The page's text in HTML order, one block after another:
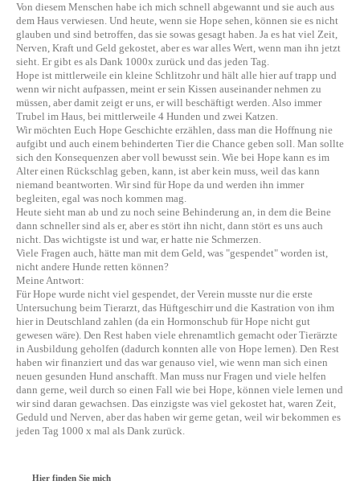
Von diesem Menschen habe ich mich schnell abgewannt und sie auch aus
dem Haus verwiesen. Und heute, wenn sie Hope sehen, können sie es nicht
glauben und sind betroffen, das sie sowas gesagt haben. Ja es hat viel Zeit,
Nerven, Kraft und Geld gekostet, aber es war alles Wert, wenn man ihn jetzt
sieht. Er gibt es als Dank 1000x zurück und das jeden Tag.
Hope ist mittlerweile ein kleine Schlitzohr und hält alle hier auf trapp und
wenn wir nicht aufpassen, meint er sein Kissen auseinander nehmen zu
müssen, aber damit zeigt er uns, er will beschäftigt werden. Also immer
Trubel im Haus, bei mittlerweile 4 Hunden und zwei Katzen.
Wir möchten Euch Hope Geschichte erzählen, dass man die Hoffnung nie
aufgibt und auch einem behinderten Tier die Chance geben soll. Man sollte
sich den Konsequenzen aber voll bewusst sein. Wie bei Hope kann es im
Alter einen Rückschlag geben, kann, ist aber kein muss, weil das kann
niemand beantworten. Wir sind für Hope da und werden ihn immer
begleiten, egal was noch kommen mag.
Heute sieht man ab und zu noch seine Behinderung an, in dem die Beine
dann schneller sind als er, aber es stört ihn nicht, dann stört es uns auch
nicht. Das wichtigste ist und war, er hatte nie Schmerzen.
Viele Fragen auch, hätte man mit dem Geld, was "gespendet" worden ist,
nicht andere Hunde retten können?
Meine Antwort:
Für Hope wurde nicht viel gespendet, der Verein musste nur die erste
Untersuchung beim Tierarzt, das Hüftgeschirr und die Kastration von ihm
hier in Deutschland zahlen (da ein Hormonschub für Hope nicht gut
gewesen wäre). Den Rest haben viele ehrenamtlich gemacht oder Tierärzte
in Ausbildung geholfen (dadurch konnten alle von Hope lernen). Den Rest
haben wir finanziert und das war genauso viel, wie wenn man sich einen
neuen gesunden Hund anschafft. Man muss nur Fragen und viele helfen
dann gerne, weil durch so einen Fall wie bei Hope, können viele lernen und
wir sind daran gewachsen. Das einzigste was viel gekostet hat, waren Zeit,
Geduld und Nerven, aber das haben wir gerne getan, weil wir bekommen es
jeden Tag 1000 x mal als Dank zurück.
Hier finden Sie mich